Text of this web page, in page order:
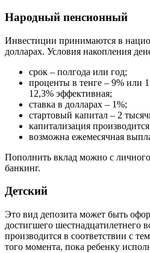
Народный пенсионный
Инвестиции принимаются в
долларах. Условия накопления
срок – полгода или год;
проценты в тенге – 9% или
12,3% эффективная;
ставка в долларах – 1%;
стартовый капитал – 2
капитализация
возможна ежемесячная
Пополнить вклад можно с личного
банкинг.
Детский
Это вид депозита может быть
достигшего шестнадцатилетнего
производится в соответствии с
того момента, пока ребенку